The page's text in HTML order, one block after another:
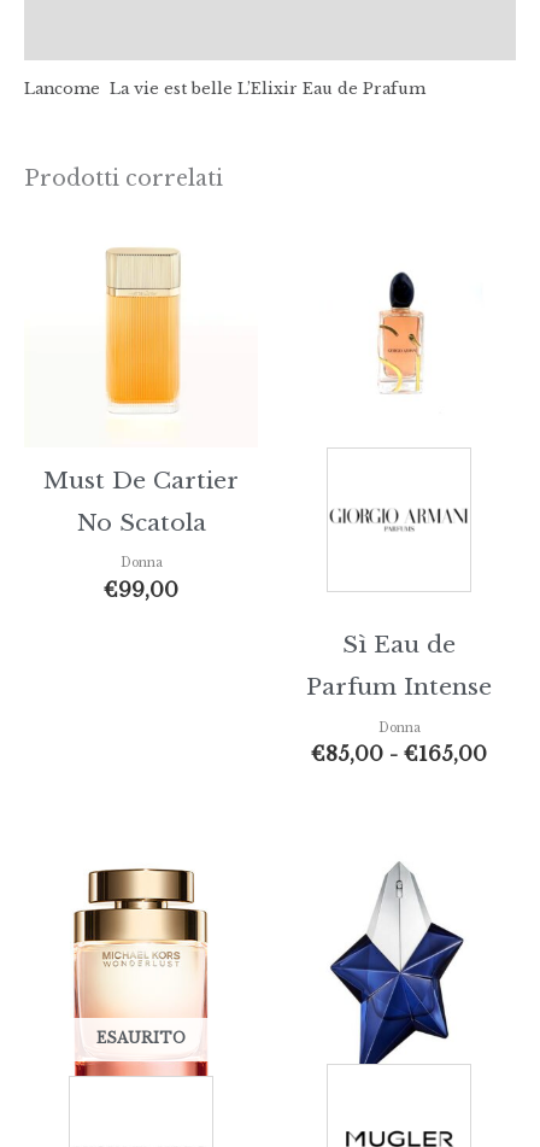
Lancome La vie est belle L’Elixir Eau de Prafum
Prodotti correlati
Must De Cartier
No Scatola
Donna
€99,00
Sì Eau de
Parfum Intense
Donna
€85,00 - €165,00
ESAURITO